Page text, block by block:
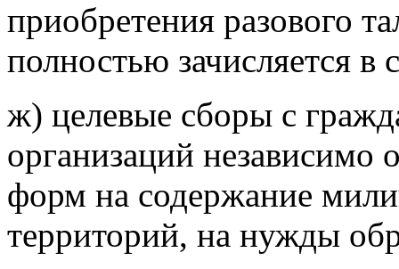
приобретения разового
полностью зачисляется
ж) целевые сборы с
организаций независимо
форм на содержание
территорий, на нужды